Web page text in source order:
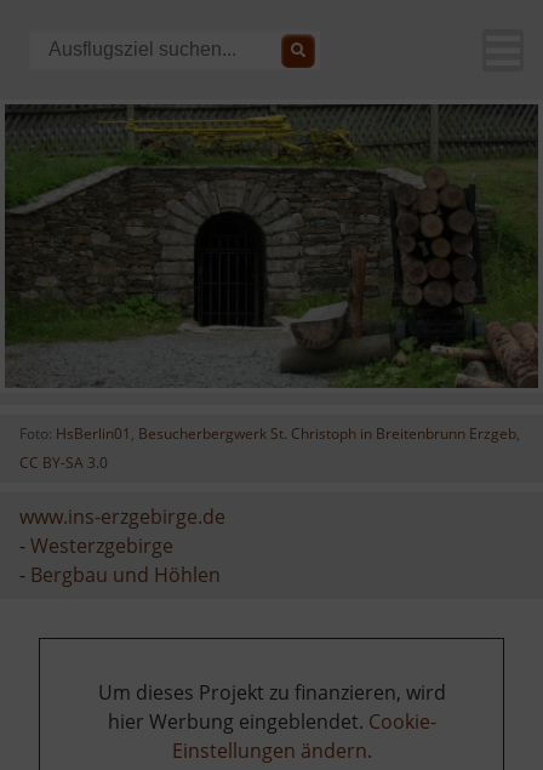
Foto: HsBerlin01 , Besucherbergwerk St. Christoph in Breitenbrunn Erzgeb,
CC BY-SA 3.0
www.ins-erzgebirge.de
-Westerzgebirge
- Bergbau und Höhlen
Um dieses Projekt zu finanzieren, wird
hier Werbung eingeblendet. Cookie-
Einstellungen ändern.